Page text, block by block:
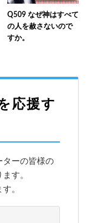
Q509 なぜ神はすべて
の人を赦さないので
すか。
応援す
ターの皆様の
す。
。